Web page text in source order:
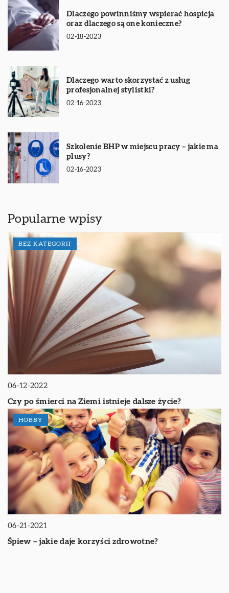
Dlaczego powinniśmy wspierać hospicja
oraz dlaczego są one konieczne?
02-18-2023
Dlaczego warto skorzystać z usług
profesjonalnej stylistki?
02-16-2023
Szkolenie BHP w miejscu pracy – jakie ma
plusy?
02-16-2023
Popularne wpisy
BEZ KATEGORII
06-12-2022
Czy po śmierci na Ziemi istnieje dalsze życie?
HOBBY
06-21-2021
Śpiew – jakie daje korzyści zdrowotne?